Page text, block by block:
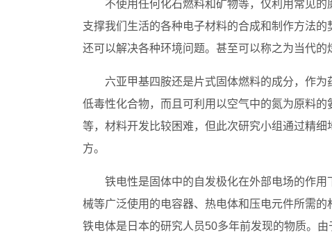
不使用任何化石燃料和矿物等，仅利用常见
支撑我们生活的各种电子材料的合成和制作方法
还可以解决各种环境问题。甚至可以称之为当代的
六亚甲基四胺还是片式固体燃料的成分，作
低毒性化合物，而且可利用以空气中的氮为原料
等，材料开发比较困难，但此次研究小组通过精
方。
铁电性是固体中的自发极化在外部电场的作
械等广泛使用的电容器、热电体和压电元件所需
铁电体是日本的研究人员50多年前发现的物质。